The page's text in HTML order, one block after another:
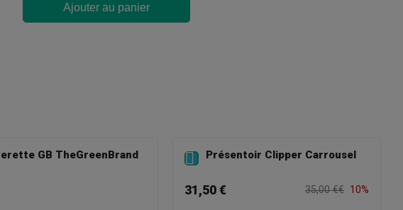
Ajouter au panier
GB TheGreenBrand  Présentoir Clipper Carrousel
31,50 € 35,00 €€ 10%